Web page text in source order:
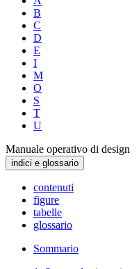
B
C
D
E
I
M
O
S
T
U
Manuale operativo di design
indici e glossario
contenuti
figure
tabelle
glossario
Sommario